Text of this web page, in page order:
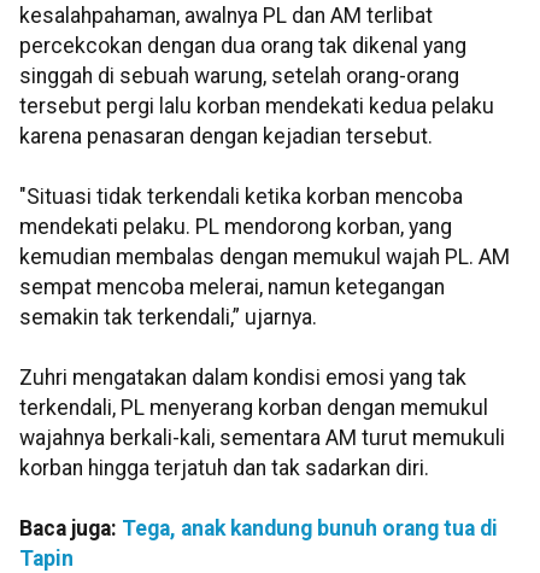
kesalahpahaman, awalnya PL dan AM terlibat
percekcokan dengan dua orang tak dikenal yang
singgah di sebuah warung, setelah orang-orang
tersebut pergi lalu korban mendekati kedua pelaku
karena penasaran dengan kejadian tersebut.
"Situasi tidak terkendali ketika korban mencoba
mendekati pelaku. PL mendorong korban, yang
kemudian membalas dengan memukul wajah PL. AM
sempat mencoba melerai, namun ketegangan
semakin tak terkendali,” ujarnya.
Zuhri mengatakan dalam kondisi emosi yang tak
terkendali, PL menyerang korban dengan memukul
wajahnya berkali-kali, sementara AM turut memukuli
korban hingga terjatuh dan tak sadarkan diri.
Baca juga: Tega, anak kandung bunuh orang tua di
Tapin